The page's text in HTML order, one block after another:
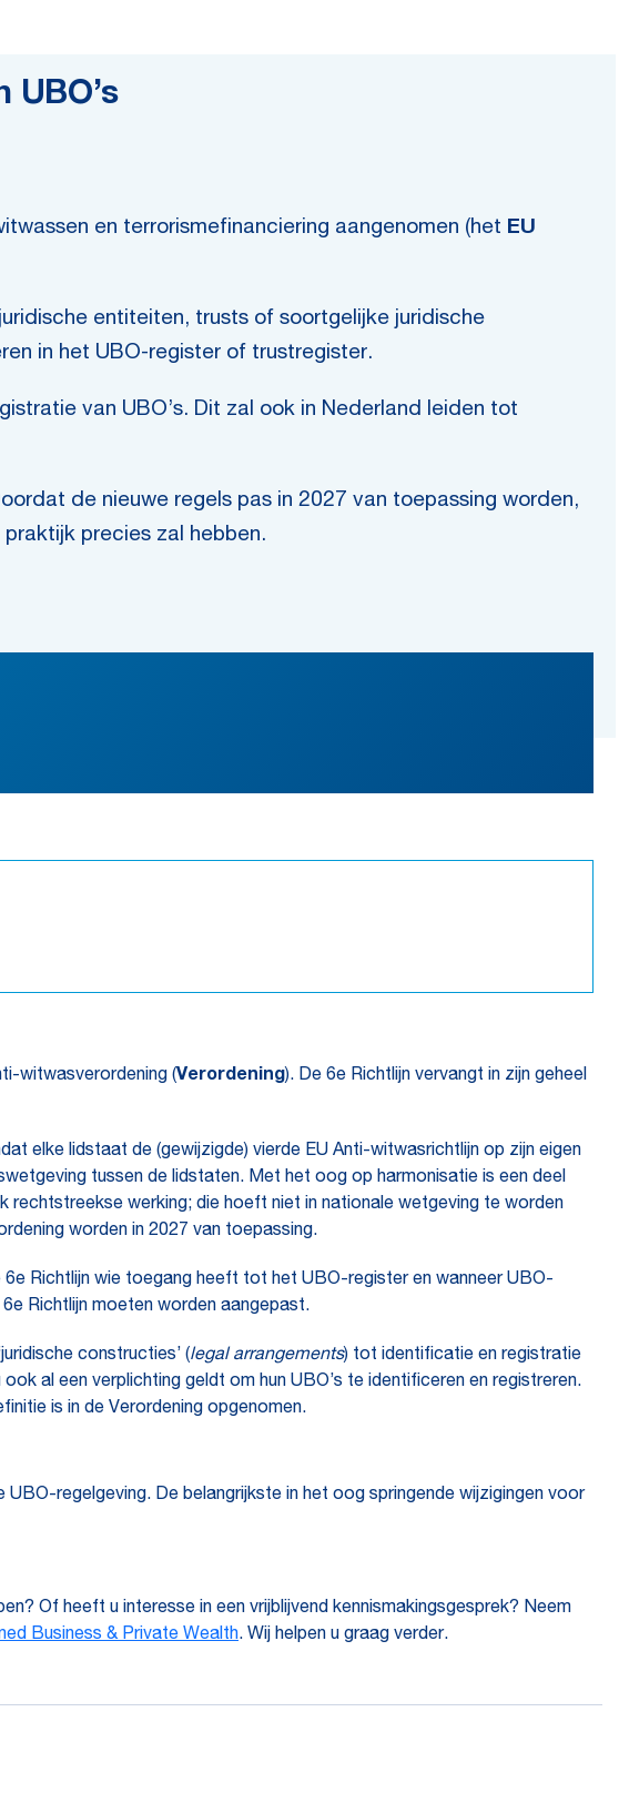
en terrorismefinanciering aangenomen (het EU
entiteiten, trusts of soortgelijke juridische
in het UBO-register of trustregister.
van UBO’s. Dit zal ook in Nederland leiden tot
de nieuwe regels pas in 2027 van toepassing worden,
precies zal hebben.
witwasverordening (Verordening). De 6e Richtlijn vervangt in zijn geheel
elke lidstaat de (gewijzigde) vierde EU Anti-witwasrichtlijn op zijn eigen
tussen de lidstaten. Met het oog op harmonisatie is een deel
rechtstreekse werking; die hoeft niet in nationale wetgeving te worden
worden in 2027 van toepassing.
Richtlijn wie toegang heeft tot het UBO-register en wanneer UBO-
Richtlijn moeten worden aangepast.
constructies’ (legal arrangements) tot identificatie en registratie
al een verplichting geldt om hun UBO’s te identificeren en registreren.
is in de Verordening opgenomen.
regelgeving. De belangrijkste in het oog springende wijzigingen voor
Of heeft u interesse in een vrijblijvend kennismakingsgesprek? Neem
Business & Private Wealth. Wij helpen u graag verder.